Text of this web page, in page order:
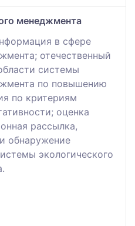
менеджмента
в сфере
отечественный
системы
по повышению
по критериям
оценка
рассылка,
обнаружение
экологического